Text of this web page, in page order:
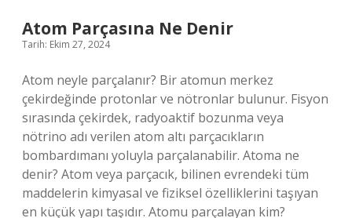
Atom Parçasına Ne Denir
Tarih: Ekim 27, 2024
Atom neyle parçalanır? Bir atomun merkez
çekirdeğinde protonlar ve nötronlar bulunur. Fisyon
sırasında çekirdek, radyoaktif bozunma veya
nötrino adı verilen atom altı parçacıkların
bombardımanı yoluyla parçalanabilir. Atoma ne
denir? Atom veya parçacık, bilinen evrendeki tüm
maddelerin kimyasal ve fiziksel özelliklerini taşıyan
en küçük yapı taşıdır. Atomu parçalayan kim?